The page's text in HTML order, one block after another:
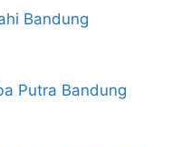
Bandung
Putra Bandung